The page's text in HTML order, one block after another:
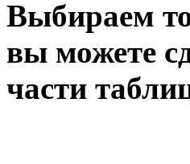
Выбираем
вы можете
части